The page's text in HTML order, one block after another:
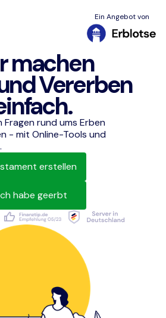
Ein Angebot von
machen
Vererben
Fragen rund ums Erben
- mit Online-Tools und
erstellen
habe geerbt